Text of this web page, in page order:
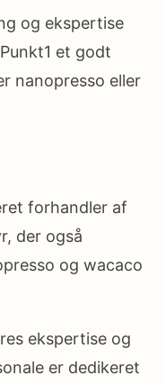
og ekspertise
et godt
nanopresso eller
forhandler af
der også
og wacaco
ekspertise og
er dedikeret